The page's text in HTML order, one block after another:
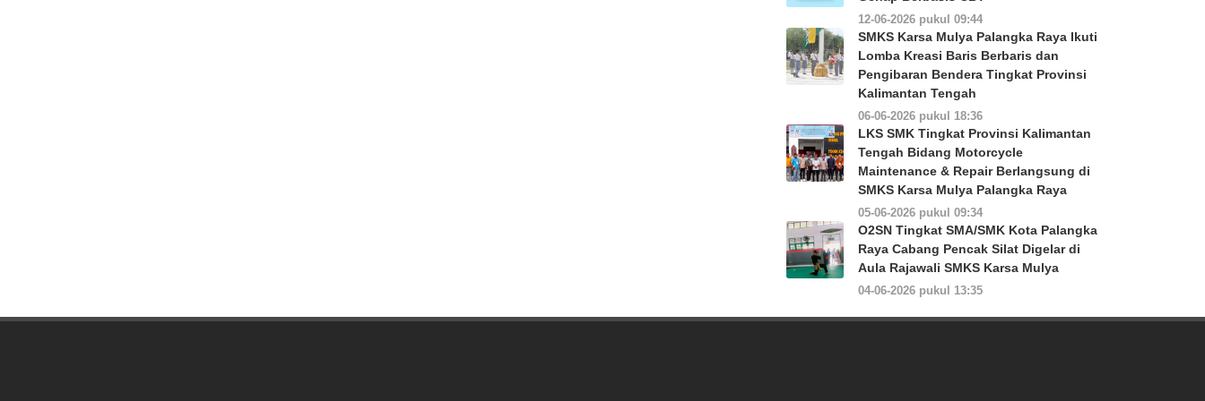
12-06-2026 pukul 09:44
SMKS Karsa Mulya Palangka Raya Ikuti
Lomba Kreasi Baris Berbaris dan
Pengibaran Bendera Tingkat Provinsi
Kalimantan Tengah
06-06-2026 pukul 18:36
LKS SMK Tingkat Provinsi Kalimantan
Tengah Bidang Motorcycle
Maintenance & Repair Berlangsung di
SMKS Karsa Mulya Palangka Raya
05-06-2026 pukul 09:34
O2SN Tingkat SMA/SMK Kota Palangka
Raya Cabang Pencak Silat Digelar di
Aula Rajawali SMKS Karsa Mulya
04-06-2026 pukul 13:35